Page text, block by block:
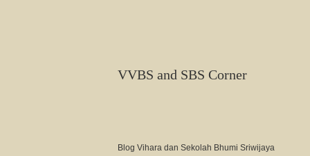
VVBS and SBS Corner
Blog Vihara dan Sekolah Bhumi Sriwijaya